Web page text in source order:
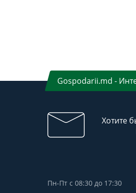
Gospodarii.md -
Хотите
Пн-Пт с 08:30 до 17:30